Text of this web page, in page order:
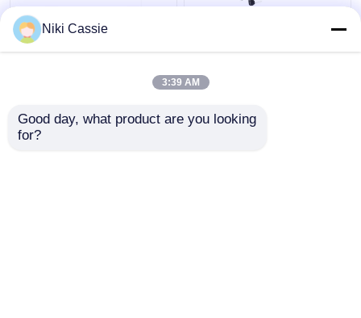
13S6P PC ABS লিথিয়াম
ইলেকট্রিক বাইকের ব্যাটারি রিয়ার
Niki Cassie
3:39 AM
Good day, what product are you looking
for?